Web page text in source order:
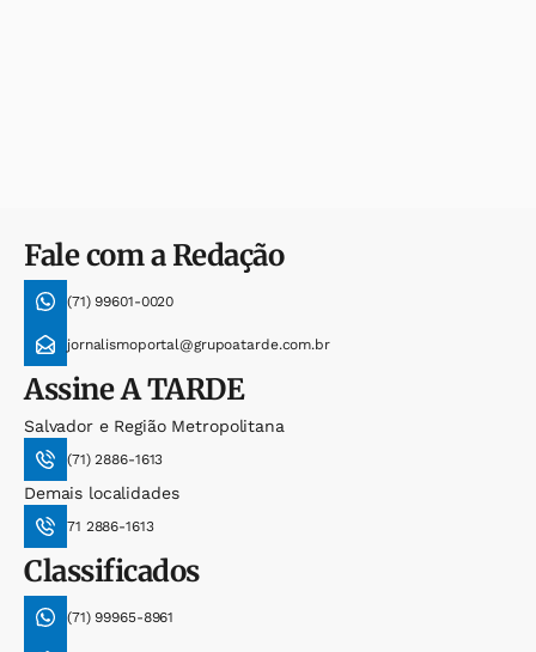
Fale com a Redação
(71) 99601-0020
jornalismoportal@grupoatarde.com.br
AssineA TARDE
Salvador e Região Metropolitana
(71) 2886-1613
Demais localidades
71 2886-1613
Classificados
(71) 99965-8961